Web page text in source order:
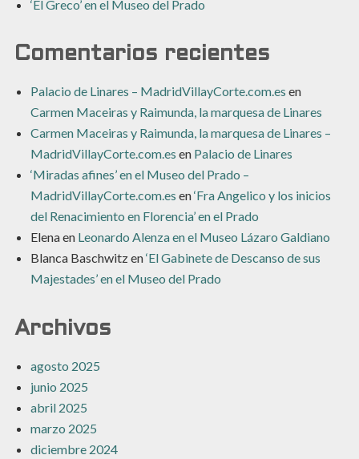
‘El Greco’ en el Museo del Prado
Comentarios recientes
Palacio de Linares – MadridVillayCorte.com.es en
Carmen Maceiras y Raimunda, la marquesa de Linares
Carmen Maceiras y Raimunda, la marquesa de Linares –
MadridVillayCorte.com.es en Palacio de Linares
‘Miradas afines’ en el Museo del Prado –
MadridVillayCorte.com.es en‘Fra Angelico y los inicios
del Renacimiento en Florencia’ en el Prado
Elenaen Leonardo Alenza en el Museo Lázaro Galdiano
Blanca Baschwitzen‘El Gabinete de Descanso de sus
Majestades’ en el Museo del Prado
Archivos
agosto 2025
junio 2025
abril 2025
marzo 2025
diciembre 2024